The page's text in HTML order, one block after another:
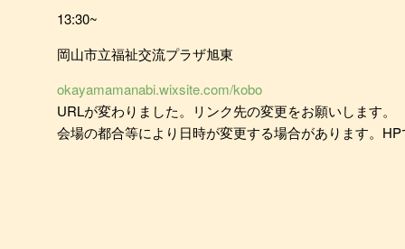
13:30~
岡山市立福祉交流プラザ旭東
okayamamanabi.wixsite.com/kobo
URLが変わりました。リンク先の変更をお願いします。
会場の都合等により日時が変更する場合があります。